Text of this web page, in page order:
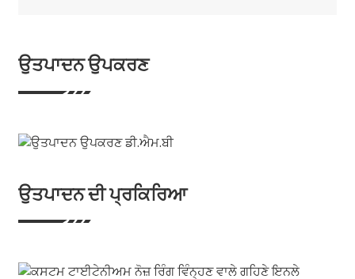
ਉਤਪਾਦਨ ਉਪਕਰਣ
ਉਤਪਾਦਨ ਦੀ ਪ੍ਰਕਿਰਿਆ